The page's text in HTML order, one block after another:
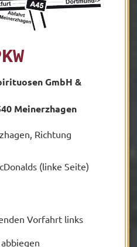
GmbH &
Meinerzhagen
Richtung
(linke Seite)
Vorfahrt links